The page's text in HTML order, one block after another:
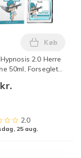
Sea & Sun In
2.0 Herre
50ml, Forseglet
Langvarig Duft
Læg
Køb
2,0
25 aug.